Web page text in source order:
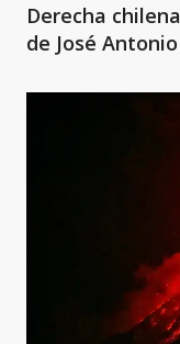
Derecha
de José